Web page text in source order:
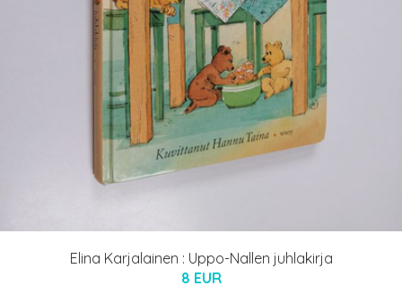
Elina Karjalainen : Uppo-Nallen juhlakirja
8 EUR